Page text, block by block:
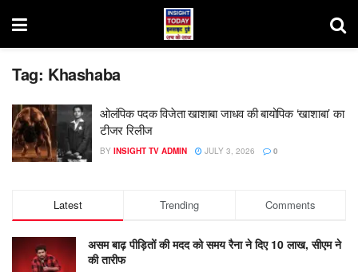
Tag: Khashaba
ओलंपिक पदक विजेता खाशाबा जाधव की बायोपिक ‘खाशाबा’ का
टीजर रिलीज
BY INSIGHT TV ADMIN JULY 3, 2026 0
Latest Trending Comments
असम बाढ़ पीड़ितों की मदद को समय रैना ने दिए 10 लाख, सीएम ने
की तारीफ